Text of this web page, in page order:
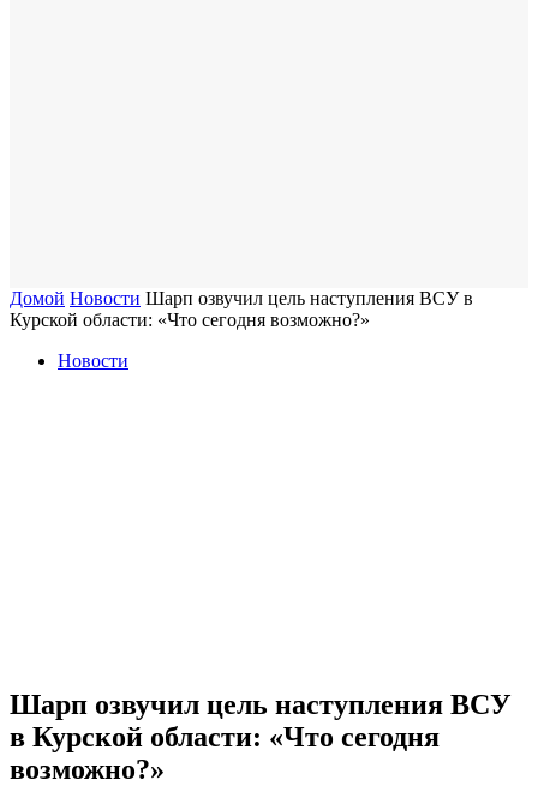
Домой Новости Шарп озвучил цель наступления ВСУ в
Курской области: «Что сегодня возможно?»
Новости
Шарп озвучил цель наступления ВСУ
в Курской области: «Что сегодня
возможно?»